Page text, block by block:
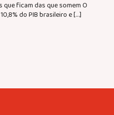
que ficam das que somem O
do PIB brasileiro e […]